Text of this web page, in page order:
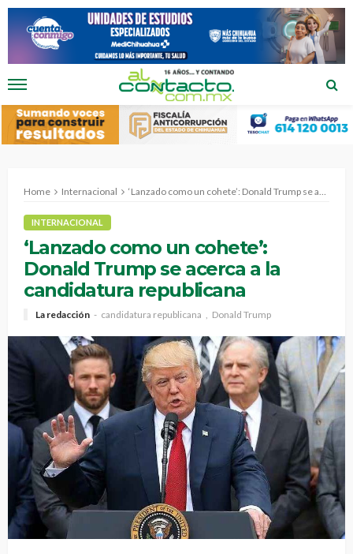
Home Internacional ‘Lanzado como un cohete’: Donald Trump se acerca a la candidatura republicana
INTERNACIONAL
‘Lanzado como un cohete’:
Donald Trump se acerca a la
candidatura republicana
La redacción candidatura republicana Donald Trump